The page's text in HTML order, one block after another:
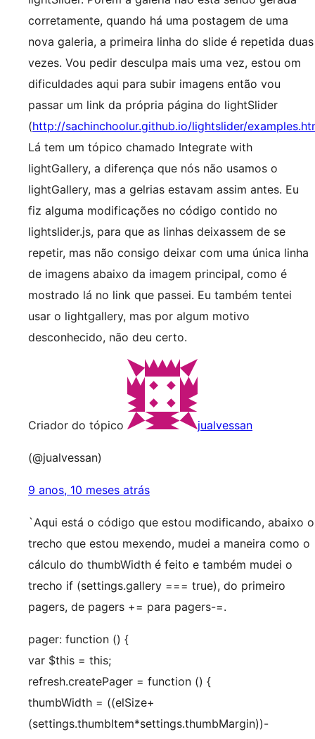
corretamente, quando há uma postagem de uma
nova galeria, a primeira linha do slide é repetida duas
vezes. Vou pedir desculpa mais uma vez, estou om
dificuldades aqui para subir imagens então vou
passar um link da própria página do lightSlider
(http://sachinchoolur.github.io/lightslider/
Lá tem um tópico chamado Integrate with
lightGallery, a diferença que nós não usamos o
lightGallery, mas a gelrias estavam assim antes. Eu
fiz alguma modificações no código contido no
lightslider.js, para que as linhas deixassem de se
repetir, mas não consigo deixar com uma única linha
de imagens abaixo da imagem principal, como é
mostrado lá no link que passei. Eu também tentei
usar o lightgallery, mas por algum motivo
desconhecido, não deu certo.
Criador do tópico jualvessan
(@jualvessan)
9 anos, 10 meses atrás
`Aqui está o código que estou modificando, abaixo o
trecho que estou mexendo, mudei a maneira como o
cálculo do thumbWidth é feito e também mudei o
trecho if (settings.gallery === true), do primeiro
pagers, de pagers += para pagers-=.
pager: function () {
var $this = this;
refresh.createPager = function () {
thumbWidth = ((elSize+
(settings.thumbItem*settings.thumbMargin))-